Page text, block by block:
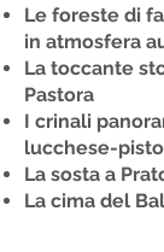
Le foreste di
in atmosfera
La toccante
Pastora
I crinali
lucchese-
La sosta a
La cima del